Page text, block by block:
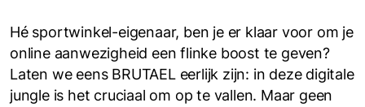
Hé sportwinkel-eigenaar, ben je er klaar voor om je
online aanwezigheid een flinke boost te geven?
Laten we eens BRUTAEL eerlijk zijn: in deze digitale
jungle is het cruciaal om op te vallen. Maar geen